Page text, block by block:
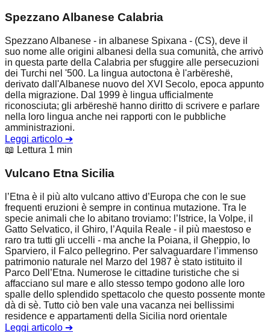
Spezzano Albanese Calabria
Spezzano Albanese - in albanese Spixana - (CS), deve il
suo nome alle origini albanesi della sua comunità, che arrivò
in questa parte della Calabria per sfuggire alle persecuzioni
dei Turchi nel '500. La lingua autoctona è l'arbëreshë,
derivato dall'Albanese nuovo del XVI Secolo, epoca appunto
della migrazione. Dal 1999 è lingua ufficialmente
riconosciuta; gli arbёreshё hanno diritto di scrivere e parlare
nella loro lingua anche nei rapporti con le pubbliche
amministrazioni.
Leggi articolo ➔
📖 Lettura 1 min
Vulcano Etna Sicilia
l’Etna è il più alto vulcano attivo d’Europa che con le sue
frequenti eruzioni è sempre in continua mutazione. Tra le
specie animali che lo abitano troviamo: l’Istrice, la Volpe, il
Gatto Selvatico, il Ghiro, l’Aquila Reale - il più maestoso e
raro tra tutti gli uccelli - ma anche la Poiana, il Gheppio, lo
Sparviero, il Falco pellegrino. Per salvaguardare l’immenso
patrimonio naturale nel Marzo del 1987 è stato istituito il
Parco Dell’Etna. Numerose le cittadine turistiche che si
affacciano sul mare e allo stesso tempo godono alle loro
spalle dello splendido spettacolo che questo possente monte
dà di sè. Tutto ciò ben vale una vacanza nei bellissimi
residence e appartamenti della Sicilia nord orientale
Leggi articolo ➔